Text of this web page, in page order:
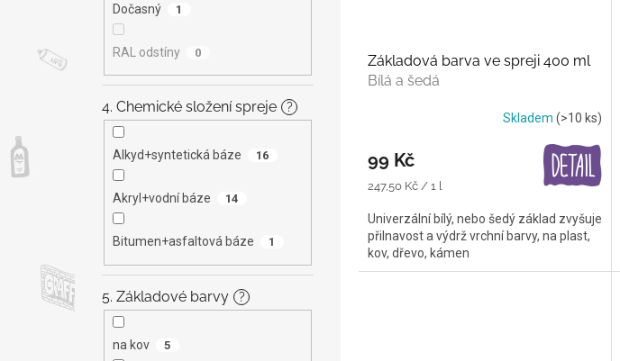
Dočasný 1
RAL odstíny 0
4. Chemické složení spreje ?
Alkyd+syntetická báze 16
Akryl+vodní báze 14
Bitumen+asfaltová báze 1
5. Základové barvy ?
na kov 5
Základová barva ve spreji 400 ml
Bílá a šedá
Skladem (>10 ks)
99 Kč
Měrná
247,50 Kč / 1 l
Univerzální bílý, nebo šedý základ zvyšuje
přilnavost a výdrž vrchní barvy, na plast,
kov, dřevo, kámen